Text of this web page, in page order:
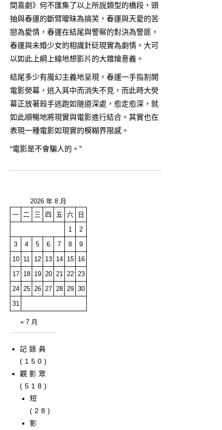
間喜劇》何不匯集了以上所說類型的橋段，頭
抽與春運的斷臂曖昧為搞笑，春運與天愛的苦
戀為愛情，春運在結尾與警察的對決為警匪，
春運與未婚少女的相識針砭現實為劇情。大可
以如此上綱上線地想影片的大雜燴意義。
結尾多少有魔幻主義地呈現，春運一手指割開
電影熒幕，逃入其中而消失不見，而此時大熒
幕正放著殺手逃跑如隧道深處，愈走愈深，就
如此順暢地將現實與電影進行結合。其實也在
表現一種電影如現實的模糊界限感。
“電影是不會騙人的。”
2026 年 8 月
一
二 三 四 五 六
日
1
2
3
4 5 6 7 8
9
10
11 12 13 14 15
16
17
18 19 20 21 22
23
24
25 26 27 28 29 30
31
« 7 月
記錄員
(150)
觀影眾
(518)
短
(28)
影